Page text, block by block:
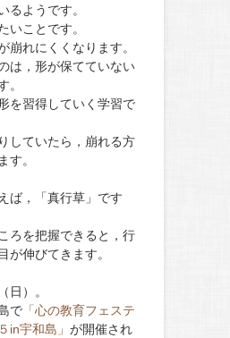
るようです。
いことです。
崩れにくくなります。
は，形が保てていない
。
を習得していく学習で
していたら，崩れる方
す。
ば，「真行草」です
ろを把握できると，行
が伸びてきます。
日）。
で 「心の教育フェステ
in宇和島」 が開催され